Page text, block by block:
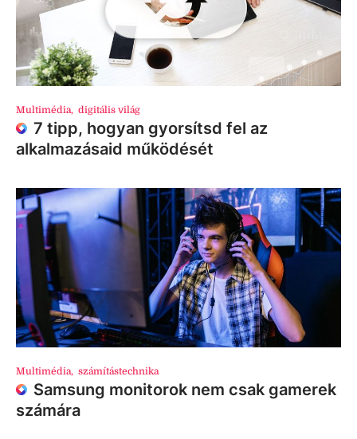
Multimédia, digitális világ
7 tipp, hogyan gyorsítsd fel az
alkalmazásaid működését
Multimédia, számítástechnika
Samsung monitorok nem csak gamerek
számára